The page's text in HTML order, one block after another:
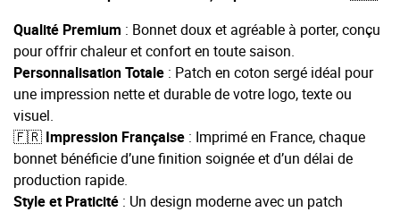
Qualité Premium : Bonnet doux et agréable à porter, conçu
pour offrir chaleur et confort en toute saison.
Personnalisation Totale : Patch en coton sergé idéal pour
une impression nette et durable de votre logo, texte ou
visuel.
🇫🇷 Impression Française : Imprimé en France, chaque
bonnet bénéficie d’une finition soignée et d’un délai de
production rapide.
Style et Praticité : Un design moderne avec un patch